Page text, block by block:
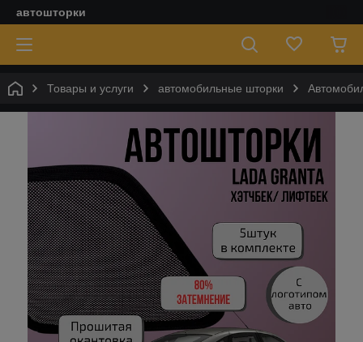
автошторки
Товары и услуги автомобильные шторки